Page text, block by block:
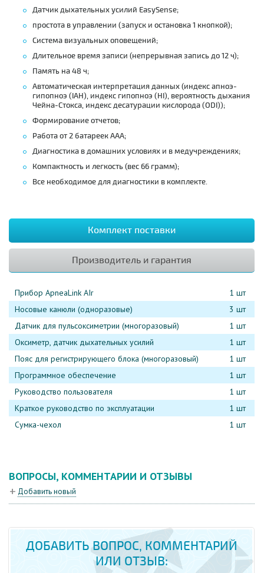
Датчик дыхательных усилий EasySense;
простота в управлении (запуск и остановка 1 кнопкой);
Система визуальных оповещений;
Длительное время записи (непрерывная запись до 12 ч);
Память на 48 ч;
Автоматическая интерпретация данных (индекс апноэ-
гипопноэ (IAH), индекс гипопноэ (HI), вероятность дыхания
Чейна-Стокса, индекс десатурации кислорода (ODI));
Формирование отчетов;
Работа от 2 батареек ААА;
Диагностика в домашних условиях и в медучреждениях;
Компактность и легкость (вес 66 грамм);
Все необходимое для диагностики в комплекте.
Комплект поставки
Производитель и гарантия
Прибор ApneaLink AIr
1 шт
Носовые канюли (одноразовые)
3 шт
Датчик для пульсоксиметрии (многоразовый)
1 шт
Оксиметр, датчик дыхательных усилий
1 шт
Пояс для регистрирующего блока (многоразовый)
1 шт
Программное обеспечение
1 шт
Руководство пользователя
1 шт
Краткое руководство по эксплуатации
1 шт
Сумка-чехол
1 шт
ВОПРОСЫ, КОММЕНТАРИИ И ОТЗЫВЫ
Добавить новый
ДОБАВИТЬ ВОПРОС, КОММЕНТАРИЙ
ИЛИ ОТЗЫВ: